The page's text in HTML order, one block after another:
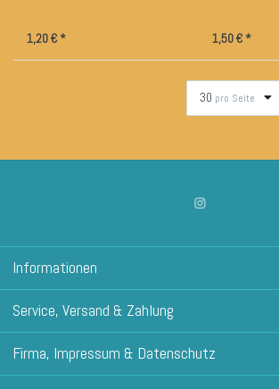
1,20 € * 1,50 € *
30 pro Seite
Informationen
Service, Versand & Zahlung
Firma, Impressum & Datenschutz